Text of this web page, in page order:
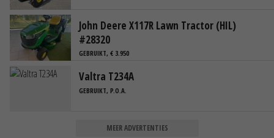
John Deere X117R Lawn Tractor (HIL)
#28320
GEBRUIKT, € 3.950
Valtra T234A
GEBRUIKT, P.O.A.
MEER ADVERTENTIES